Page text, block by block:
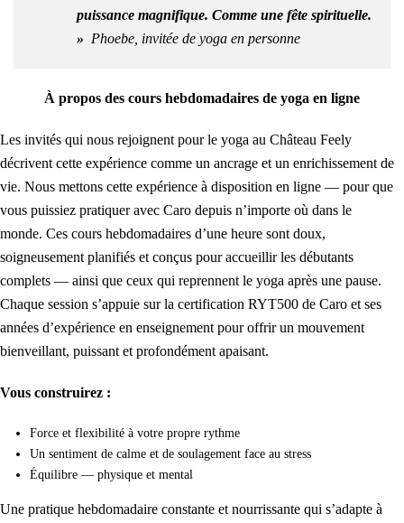
puissance magnifique. Comme une fête spirituelle.
» Phoebe, invitée de yoga en personne
À propos des cours hebdomadaires de yoga en ligne
Les invités qui nous rejoignent pour le yoga au Château Feely
décrivent cette expérience comme un ancrage et un enrichissement de
vie. Nous mettons cette expérience à disposition en ligne — pour que
vous puissiez pratiquer avec Caro depuis n’importe où dans le
monde. Ces cours hebdomadaires d’une heure sont doux,
soigneusement planifiés et conçus pour accueillir les débutants
complets — ainsi que ceux qui reprennent le yoga après une pause.
Chaque session s’appuie sur la certification RYT500 de Caro et ses
années d’expérience en enseignement pour offrir un mouvement
bienveillant, puissant et profondément apaisant.
Vous construirez :
Force et flexibilité à votre propre rythme
Un sentiment de calme et de soulagement face au stress
Équilibre — physique et mental
Une pratique hebdomadaire constante et nourrissante qui s’adapte à